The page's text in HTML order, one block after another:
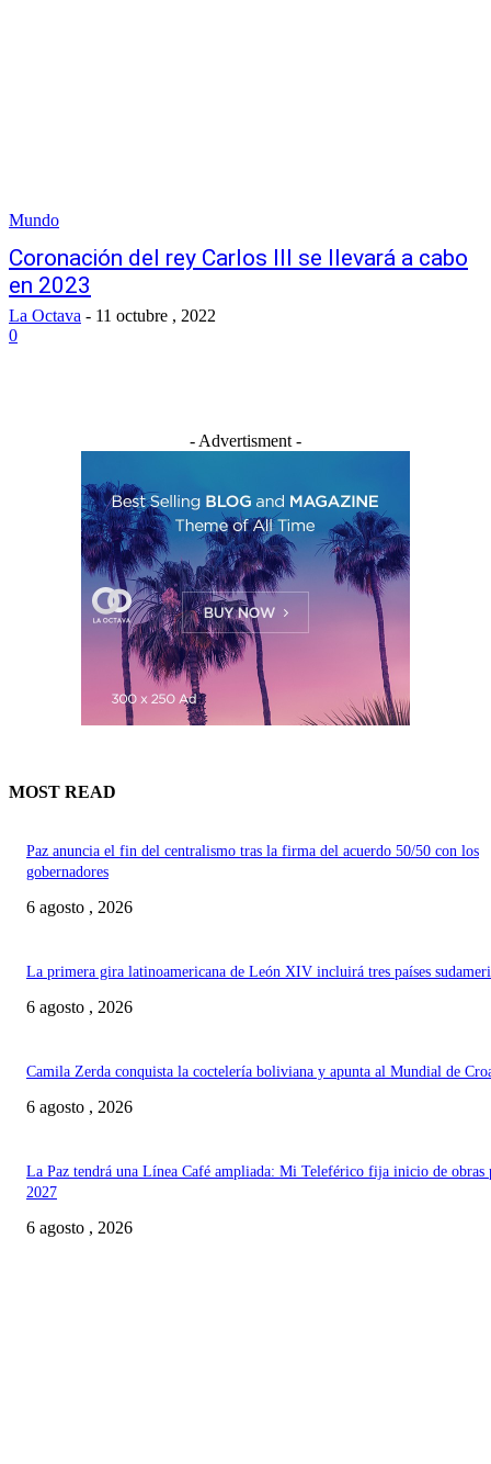
Mundo
Coronación del rey Carlos III se llevará a cabo
en 2023
La Octava - 11 octubre , 2022
0
- Advertisment -
MOST READ
Paz anuncia el fin del centralismo tras la firma del acuerdo 50/50 con los
gobernadores
6 agosto , 2026
La primera gira latinoamericana de León XIV incluirá tres países
6 agosto , 2026
Camila Zerda conquista la coctelería boliviana y apunta al Mundial de
6 agosto , 2026
La Paz tendrá una Línea Café ampliada: Mi Teleférico fija inicio de obras
2027
6 agosto , 2026